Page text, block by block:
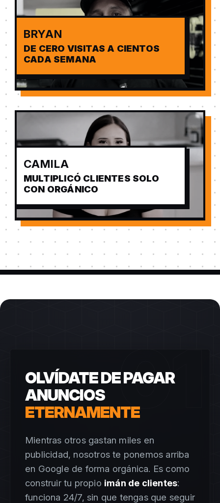
BRYAN
DE CERO VISITAS A CIENTOS
CADA SEMANA
CAMILA
MULTIPLICÓ CLIENTES SOLO
CON ORGÁNICO
01
OLVÍDATE DE PAGAR
ANUNCIOS
ETERNAMENTE
Mientras otros gastan miles en
publicidad, nosotros te ponemos arriba
en Google de forma orgánica. Es como
construir tu propio imán de clientes:
funciona 24/7, sin que tengas que seguir